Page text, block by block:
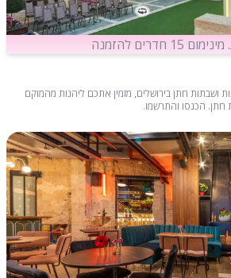
ושבתות חתן בירושלים, מזמין אתכם ליהנות מהמוקם
חתן. הכנסו והתרשמו.